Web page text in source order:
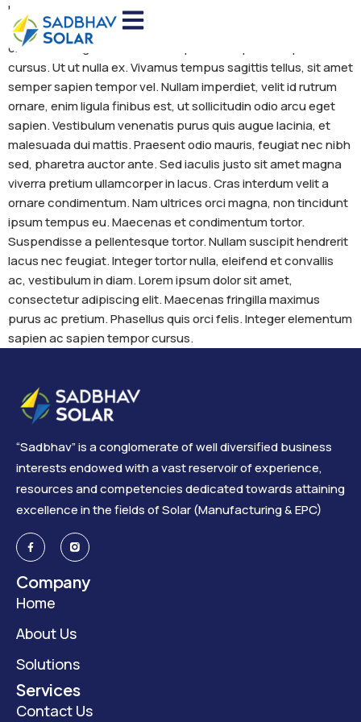
Lorem ipsum dolor sit amet, consectetur adipiscing elit.
Maecenas fringilla maximus purus ac pretium. Phasellus quis
orci felis. Integer elementum sapien ac sapien tempor
cursus. Ut ut nulla ex. Vivamus tempus sagittis tellus, sit amet
semper sapien tempor vel. Nullam imperdiet, velit id rutrum
ornare, enim ligula finibus est, ut sollicitudin odio arcu eget
sapien. Vestibulum venenatis purus quis augue lacinia, et
malesuada dui mattis. Praesent odio mauris, feugiat nec nibh
sed, pharetra auctor ante. Sed iaculis justo sit amet magna
viverra pretium ullamcorper in lacus. Cras interdum velit a
ornare condimentum. Nam ultrices orci magna, non tincidunt
ipsum tempus eu. Maecenas et condimentum tortor.
Suspendisse a pellentesque tortor. Nullam suscipit hendrerit
lacus nec feugiat. Integer tortor nulla, eleifend et convallis
ac, vestibulum in diam. Lorem ipsum dolor sit amet,
consectetur adipiscing elit. Maecenas fringilla maximus
purus ac pretium. Phasellus quis orci felis. Integer elementum
sapien ac sapien tempor cursus.
“Sadbhav” is a conglomerate of well diversified business
interests endowed with a vast reservoir of experience,
resources and competencies dedicated towards attaining
excellence in the fields of Solar (Manufacturing & EPC)
Company
Home
About Us
Solutions
Services
Contact Us